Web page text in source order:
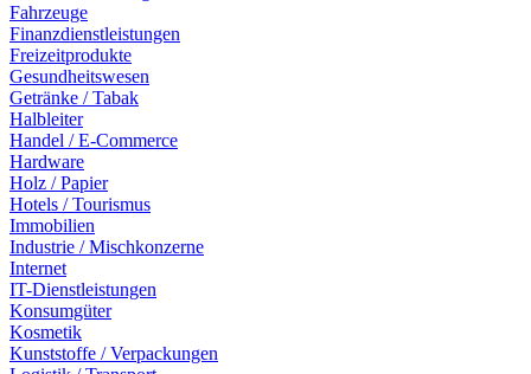
Fahrzeuge
Finanzdienstleistungen
Freizeitprodukte
Gesundheitswesen
Getränke / Tabak
Halbleiter
Handel / E-Commerce
Hardware
Holz / Papier
Hotels / Tourismus
Immobilien
Industrie / Mischkonzerne
Internet
IT-Dienstleistungen
Konsumgüter
Kosmetik
Kunststoffe / Verpackungen